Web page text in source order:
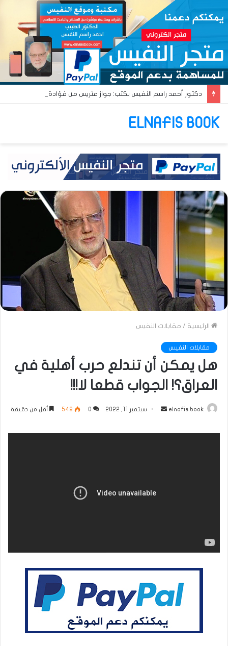
ELNAFIS BOOK
الرئيسية / مقابلات النفيس
مقابلات النفيس
هل يمكن أن تندلع حرب أهلية في
العراق؟! الجواب قطعا لا!!!
elnafis book
أرسل
إلكترونيا
سبتمبر 11, 2022 0
549 أقل من دقيقة